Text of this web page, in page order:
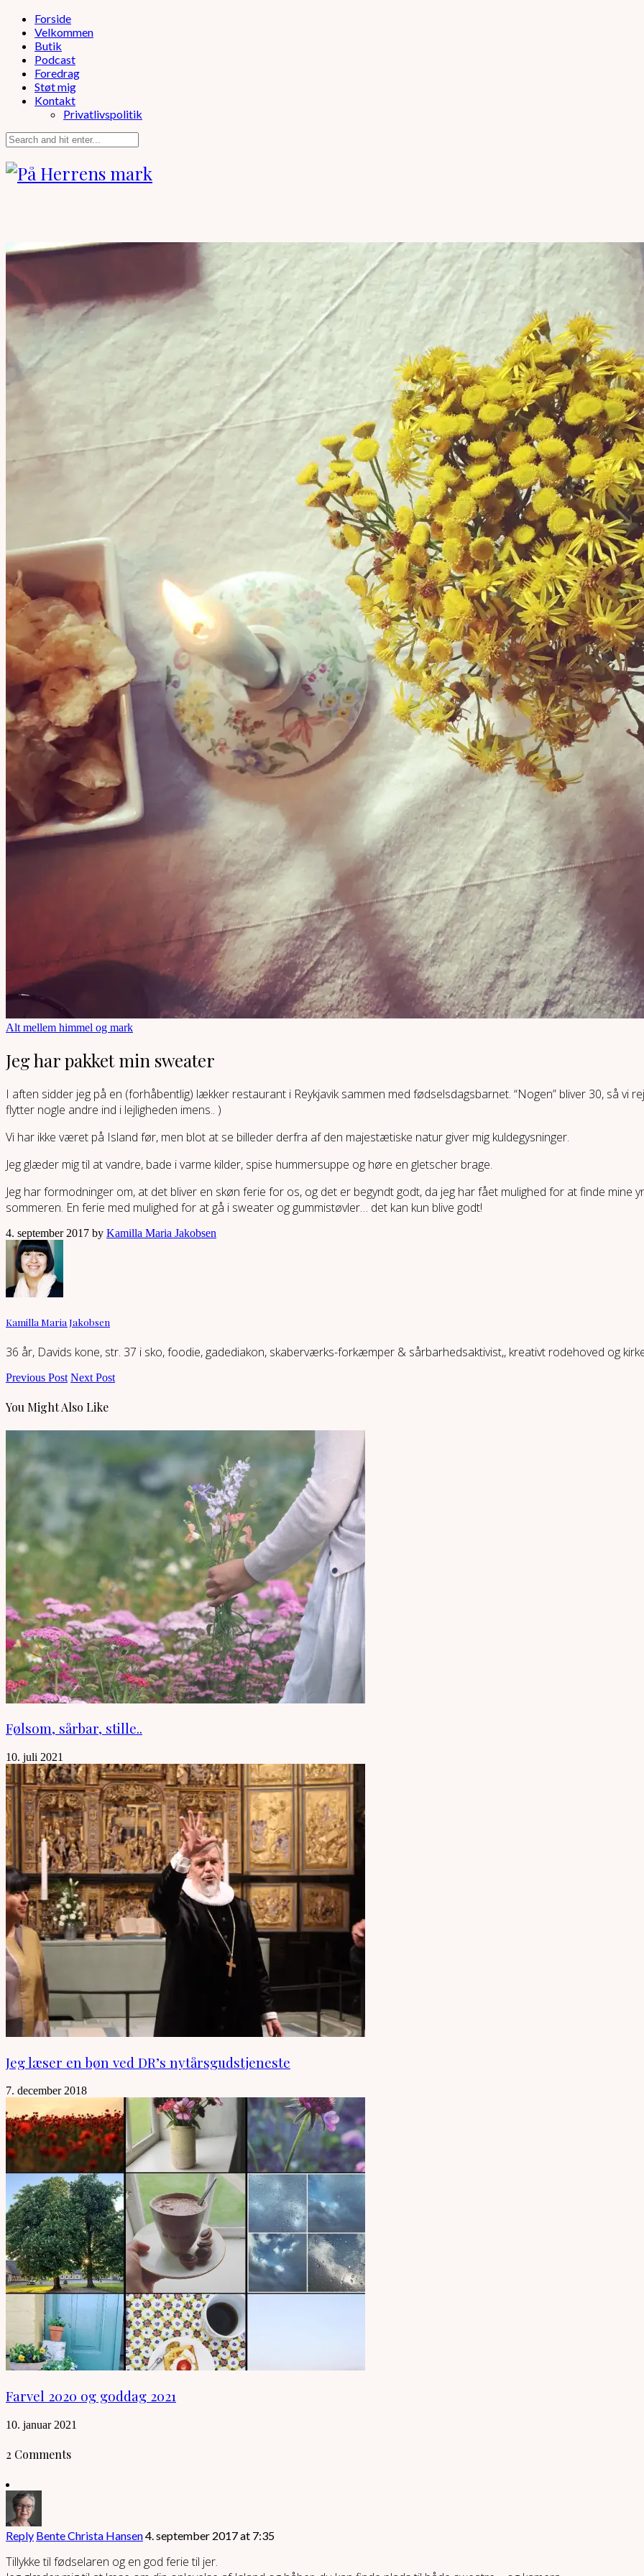
Forside
Velkommen
Butik
Podcast
Foredrag
Støt mig
Kontakt
Privatlivspolitik
Alt mellem himmel og mark
Jeg har pakket min sweater
I aften sidder jeg på en (forhåbentlig) lækker restaurant i Reykjavik sammen med fødselsdagsbarnet. “Nogen” bliver 30, så vi
flytter nogle andre ind i lejligheden imens.. )
Vi har ikke været på Island før, men blot at se billeder derfra af den majestætiske natur giver mig kuldegysninger.
Jeg glæder mig til at vandre, bade i varme kilder, spise hummersuppe og høre en gletscher brage.
Jeg har formodninger om, at det bliver en skøn ferie for os, og det er begyndt godt, da jeg har fået mulighed for at finde mine
sommeren. En ferie med mulighed for at gå i sweater og gummistøvler… det kan kun blive godt!
4. september 2017 by Kamilla Maria Jakobsen
Kamilla Maria Jakobsen
36 år, Davids kone, str. 37 i sko, foodie, gadediakon, skaberværks-forkæmper & sårbarhedsaktivist,, kreativt rodehoved og
Previous Post Next Post
You Might Also Like
Følsom, sårbar, stille..
10. juli 2021
Jeg læser en bøn ved DR’s nytårsgudstjeneste
7. december 2018
Farvel 2020 og goddag 2021
10. januar 2021
2 Comments
Reply Bente Christa Hansen4. september 2017 at 7:35
Tillykke til fødselaren og en god ferie til jer.